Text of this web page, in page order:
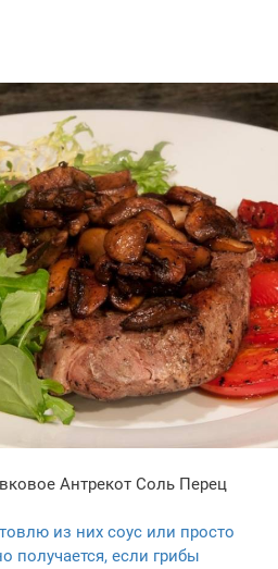
Антрекот Соль Перец
из них соус или просто
получается, если грибы